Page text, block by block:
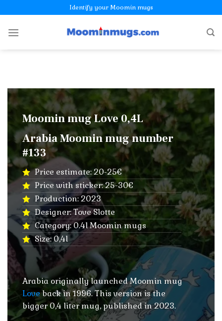
to
content
Identify your Moomin mugs
Moomin mug Love 0,4L
Arabia Moomin mug number
#133
Price estimate: 20-25€
Price with sticker: 25-30€
Production: 2023
Designer: Tove Slotte
Category: 0.4l Moomin mugs
Size: 0,4l
Arabia originally launched Moomin mug
Loveback in 1996. This version is the
bigger 0,4 liter mug, published in 2023.